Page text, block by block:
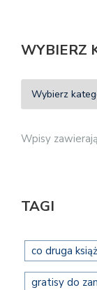
WYBIERZ
Wpisy
TAGI
co druga
gratisy do